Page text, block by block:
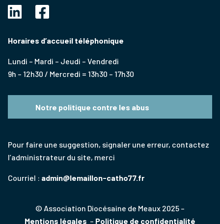
Horaires d’accueil téléphonique
Lundi – Mardi – Jeudi – Vendredi
9h – 12h30 / Mercredi = 13h30 – 17h30
Notre politique contre les abus
Pour faire une suggestion, signaler une erreur, contactez
l’administrateur du site, merci
Courriel : admin@lemaillon-catho77.fr
© Association Diocésaine de Meaux 2025 –
Mentions légales – Politique de confidentialité